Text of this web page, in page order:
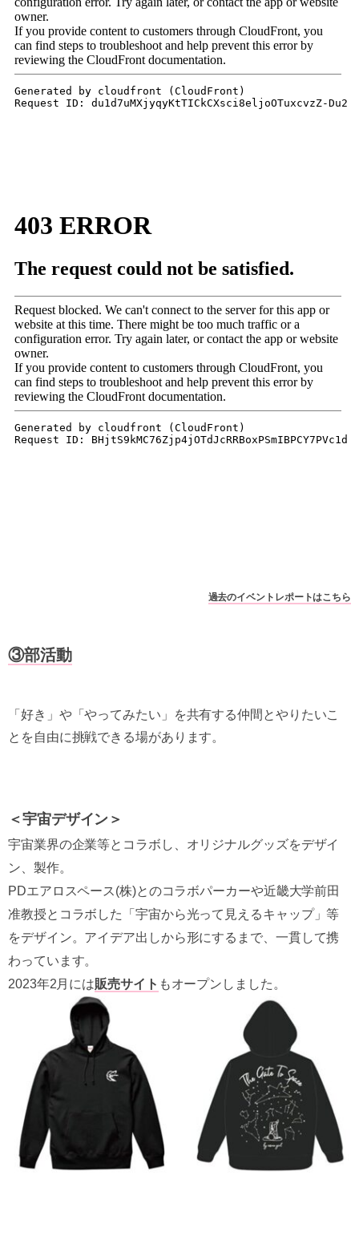
過去のイベントレポートはこちら
③部活動
「好き」や「やってみたい」を共有する仲間とやりたいこ
とを自由に挑戦できる場があります。
＜宇宙デザイン＞
宇宙業界の企業等とコラボし、オリジナルグッズをデザイ
ン、製作。
PDエアロスペース(株)とのコラボパーカーや近畿大学前田
准教授とコラボした「宇宙から光って見えるキャップ」等
をデザイン。アイデア出しから形にするまで、一貫して携
わっています。
2023年2月には販売サイト もオープンしました。